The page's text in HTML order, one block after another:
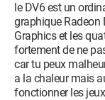
le DV6 est un
graphique Radeon
Graphics et les
fortement de ne
car tu peux
a la chaleur mais
fonctionner les